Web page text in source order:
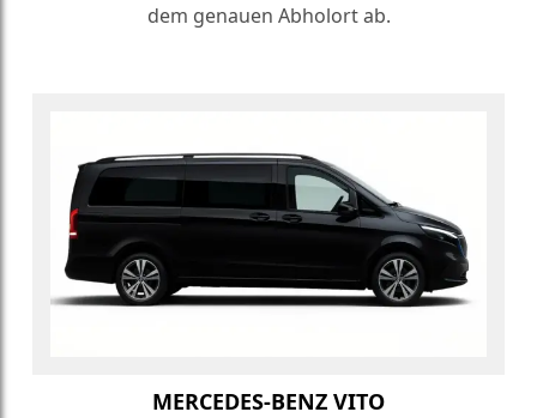
dem genauen Abholort ab.
MERCEDES-BENZ VITO